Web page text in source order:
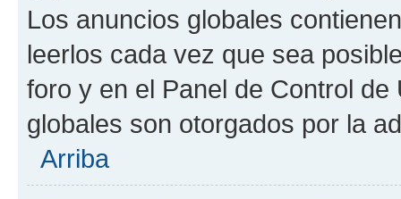
Los anuncios globales
leerlos cada vez que sea
foro y en el Panel de Control
globales son otorgados por la
Arriba